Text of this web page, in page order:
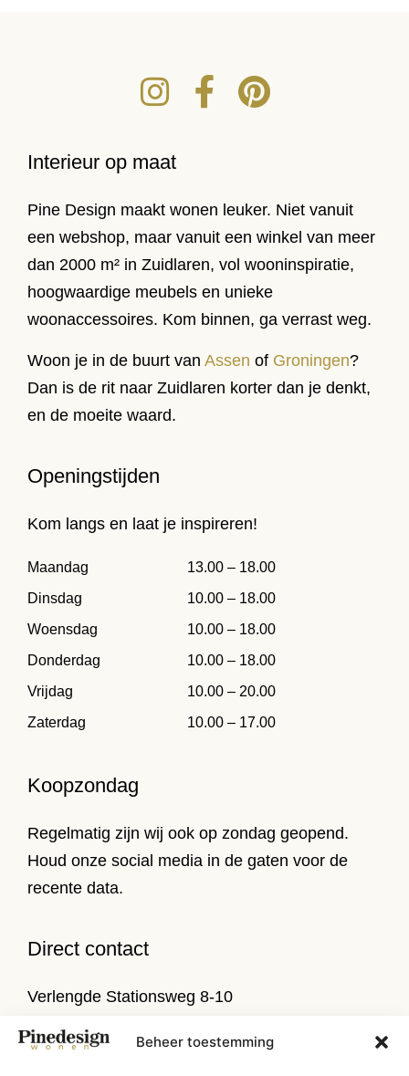
Beheer toestemming
Interieur op maat
Pine Design maakt wonen leuker. Niet vanuit
een webshop, maar vanuit een winkel van meer
dan 2000 m² in Zuidlaren, vol wooninspiratie,
hoogwaardige meubels en unieke
woonaccessoires. Kom binnen, ga verrast weg.
Woon je in de buurt van Assen of Groningen?
Dan is de rit naar Zuidlaren korter dan je denkt,
en de moeite waard.
Openingstijden
Kom langs en laat je inspireren!
Maandag
13.00 – 18.00
Dinsdag
10.00 – 18.00
Woensdag
10.00 – 18.00
Donderdag
10.00 – 18.00
Vrijdag
10.00 – 20.00
Zaterdag
10.00 – 17.00
Koopzondag
Regelmatig zijn wij ook op zondag geopend.
Houd onze social media in de gaten voor de
recente data.
Direct contact
Verlengde Stationsweg 8-10